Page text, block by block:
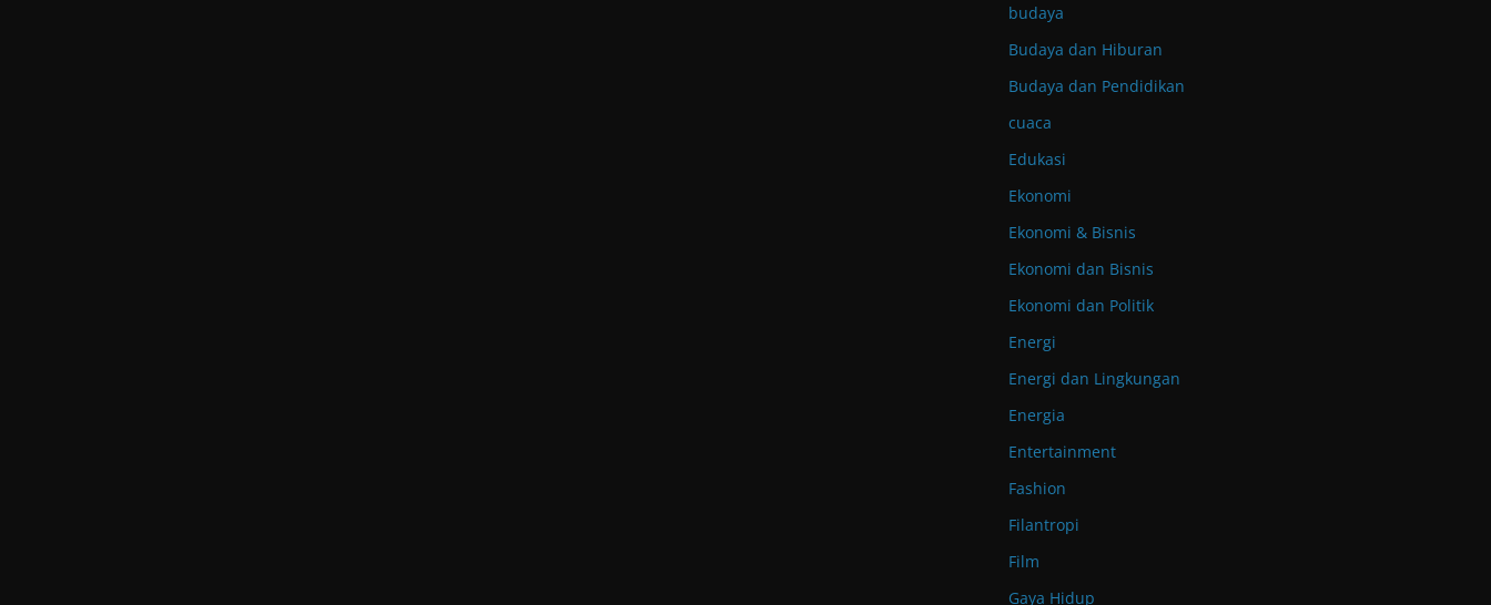
budaya
Budaya dan Hiburan
Budaya dan Pendidikan
cuaca
Edukasi
Ekonomi
Ekonomi & Bisnis
Ekonomi dan Bisnis
Ekonomi dan Politik
Energi
Energi dan Lingkungan
Energia
Entertainment
Fashion
Filantropi
Film
Gaya Hidup